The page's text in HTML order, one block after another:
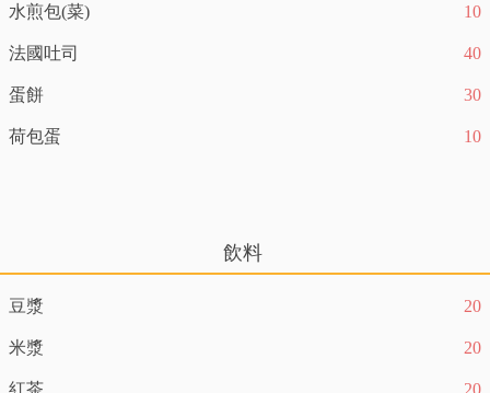
水煎包(菜) 10
法國吐司 40
蛋餅 30
荷包蛋 10
飲料
豆漿 20
米漿 20